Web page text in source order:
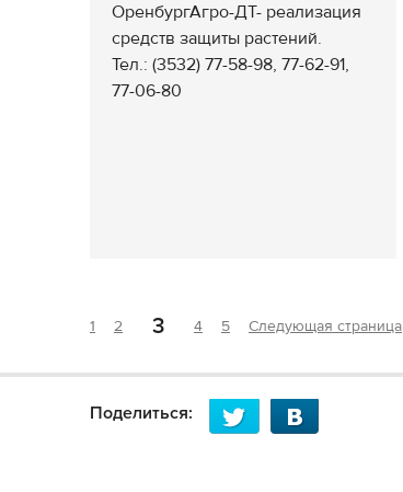
ОренбургАгро-ДТ- реализация
средств защиты растений.
Тел.: (3532) 77-58-98, 77-62-91,
77-06-80
1 2 3 4 5 Следующая страница
Поделиться: